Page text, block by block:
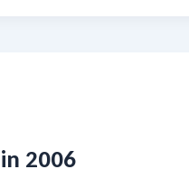
2006